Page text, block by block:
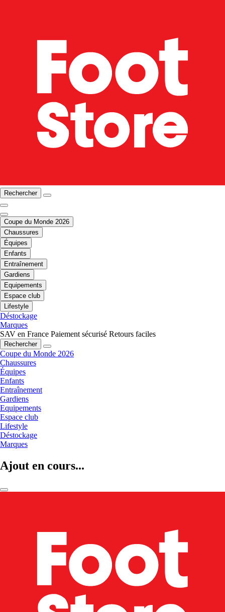
Rechercher
Coupe du Monde 2026
Chaussures
Équipes
Enfants
Entraînement
Gardiens
Equipements
Espace club
Lifestyle
Déstockage
Marques
SAV en France Paiement sécurisé Retours faciles
Rechercher
Coupe du Monde 2026
Chaussures
Équipes
Enfants
Entraînement
Gardiens
Equipements
Espace club
Lifestyle
Déstockage
Marques
Ajout en cours...